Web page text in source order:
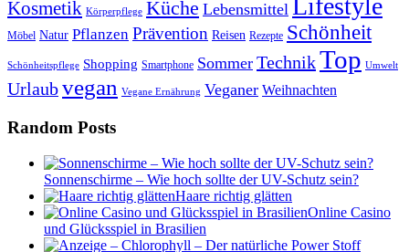
Kosmetik Körperpflege Küche Lebensmittel Lifestyle
Möbel Natur Pflanzen Prävention Reisen Rezepte Schönheit
Schönheitspflege Shopping Smartphone Sommer TechnikTop Umwelt
Urlaubvegan Vegane Ernährung Veganer Weihnachten
Random Posts
Sonnenschirme – Wie hoch sollte der UV-Schutz sein?
Haare richtig glätten
Online Casino
und Glücksspiel in Brasilien